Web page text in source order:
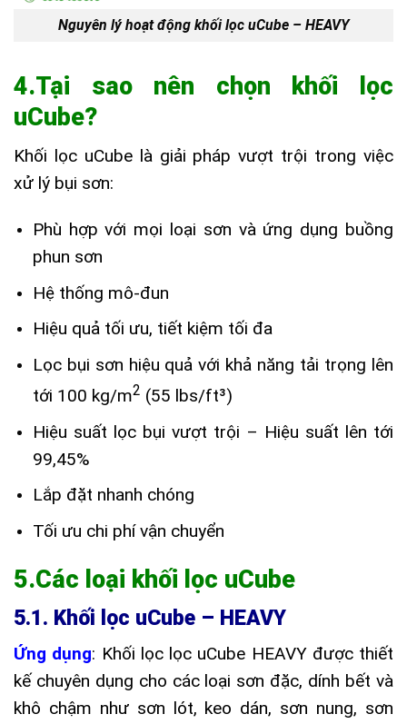
Nguyên lý hoạt động khối lọc uCube – HEAVY
4.Tại sao nên chọn khối lọc
uCube?
Khối lọc uCube là giải pháp vượt trội trong việc
xử lý bụi sơn:
Phù hợp với mọi loại sơn và ứng dụng buồng
phun sơn
Hệ thống mô-đun
Hiệu quả tối ưu, tiết kiệm tối đa
Lọc bụi sơn hiệu quả với khả năng tải trọng lên
tới 100 kg/m2 (55 lbs/ft³)
Hiệu suất lọc bụi vượt trội – Hiệu suất lên tới
99,45%
Lắp đặt nhanh chóng
Tối ưu chi phí vận chuyển
5.Các loại khối lọc uCube
5.1. Khối lọc uCube – HEAVY
Ứng dụng: Khối lọc lọc uCube HEAVY được thiết
kế chuyên dụng cho các loại sơn đặc, dính bết và
khô chậm như sơn lót, keo dán, sơn nung, sơn